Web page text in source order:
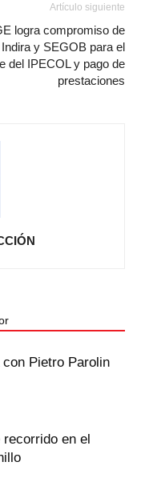
Artículo siguiente
logra compromiso de
Indira y SEGOB para el
del IPECOL y pago de
prestaciones
Pietro Parolin
en el